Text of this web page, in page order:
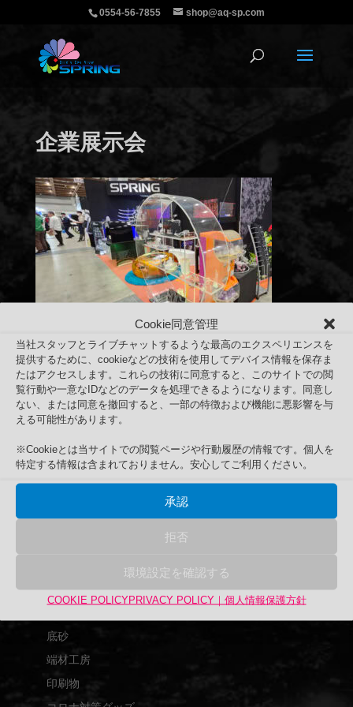
Cookie同意管理
当社スタッフとライブチャットするような最高のエクスペリエンスを
提供するために、cookieなどの技術を使用してデバイス情報を保存ま
たはアクセスします。これらの技術に同意すると、このサイトでの閲
覧行動や一意なIDなどのデータを処理できるようになります。同意し
ない、または同意を撤回すると、一部の特徴および機能に悪影響を与
える可能性があります。
※Cookieとは当サイトでの閲覧ページや行動履歴の情報です。個人を
特定する情報は含まれておりません。安心してご利用ください。
承認
拒否
環境設定を確認する
COOKIE POLICYPRIVACY POLICY｜個人情報保護方針
0554-56-7855 shop@aq-sp.com
企業展示会
企業展示会設営
Search
検
索
対
検索
商品カテゴリー
アップサイクル品
UPCYCLE
バーズアイ水槽
グランクリエイト
高濾過溶岩
底砂
端材工房
印刷物